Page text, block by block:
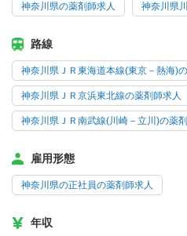
神奈川県の薬剤師求人 神奈川県
路線
神奈川県ＪＲ東海道本線(東京－熱海)
神奈川県ＪＲ京浜東北線の薬剤師求人
神奈川県ＪＲ南武線(川崎－立川)の薬
雇用形態
神奈川県の正社員の薬剤師求人
年収